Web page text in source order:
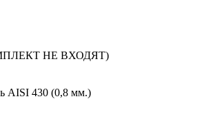
НЕ ВХОДЯТ)
AISI 430 (0,8 мм.)